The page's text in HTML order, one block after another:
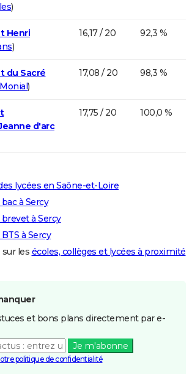
)
Henri
)
16,17 / 20 92,3 %
du Sacré
)
17,08 / 20 98,3 %
d'arc
17,75 / 20 100,0 %
lycées en Saône-et-Loire
à Sercy
à Sercy
à Sercy
les écoles, collèges et lycées à proximité
et bons plans directement par e-
Je m'abonne
politique de confidentialité